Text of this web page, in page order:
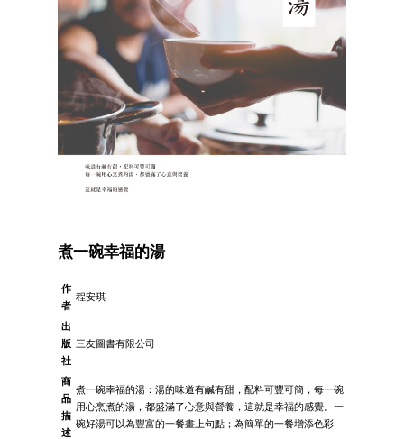
煮一碗幸福的湯
作
者
程安琪
出
版
社
三友圖書有限公司
商
品
描
述
煮一碗幸福的湯：湯的味道有鹹有甜，配料可豐可簡，每一碗
用心烹煮的湯，都盛滿了心意與營養，這就是幸福的感覺。一
碗好湯可以為豐富的一餐畫上句點；為簡單的一餐增添色彩